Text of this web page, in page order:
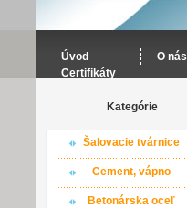
Úvod O nás
Certifikáty
Kategórie
Šalovacie tvárnice
Cement, vápno
Betonárska oceľ